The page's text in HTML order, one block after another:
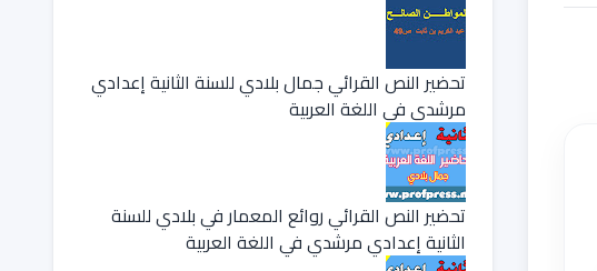
تحضير النص القرائي جمال بلادي للسنة الثانية إعدادي
مرشدي في اللغة العربية
تحضير النص القرائي روائع المعمار في بلادي للسنة
الثانية إعدادي مرشدي في اللغة العربية